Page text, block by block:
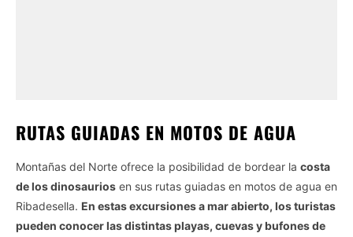
RUTAS GUIADAS EN MOTOS DE AGUA
Montañas del Norte ofrece la posibilidad de bordear la costa
de los dinosaurios en sus rutas guiadas en motos de agua en
Ribadesella. En estas excursiones a mar abierto, los turistas
pueden conocer las distintas playas, cuevas y bufones de